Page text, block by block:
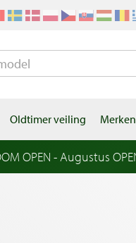
Oldtimer veiling
OPEN - Augustus